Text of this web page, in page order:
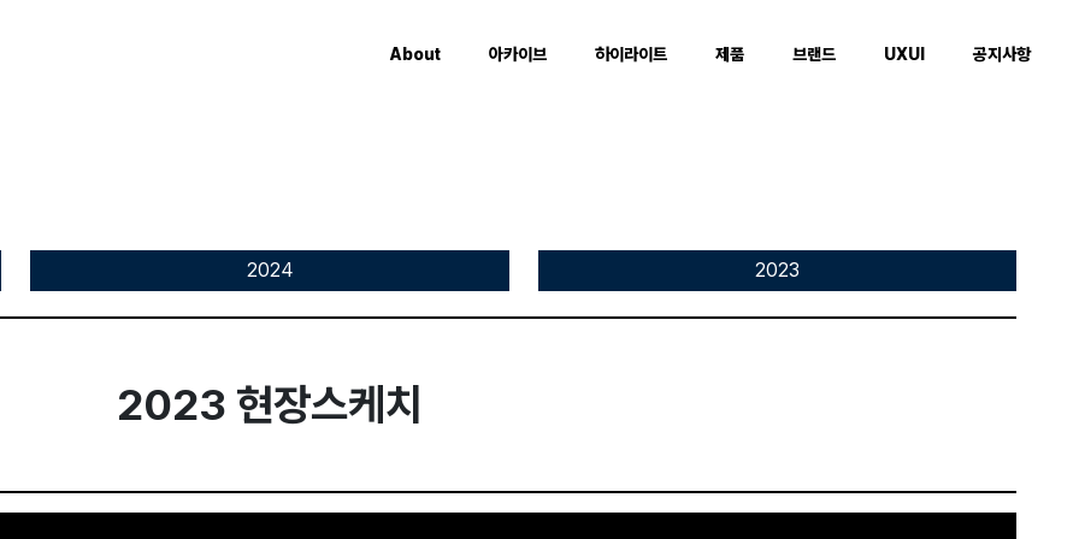
About 아카이브 하이라이트 제품 브랜드 UXUI 공지사항
2024 2023
2023 현장스케치